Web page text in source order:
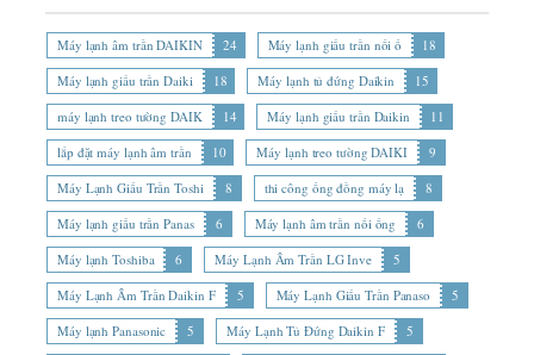
Máy lạnh âm trần DAIKIN 24 Máy lạnh giấu trần nối ố
18
Máy lạnh giấu trần Daiki
18 Máy lạnh tủ đứng Daikin
15
máy lạnh treo tường DAIK
14 Máy lạnh giấu trần Daikin
11
lắp đặt máy lạnh âm trần
10 Máy lạnh treo tường DAIKI
9
Máy Lạnh Giấu Trần Toshi
8 thi công ống đồng máy lạ
8
Máy lạnh giấu trần Panas
6 Máy lạnh âm trần nối ống
6
Máy lạnh Toshiba
6 Máy Lạnh Âm Trần LG Inve
5
Máy Lạnh Âm Trần Daikin F
5 Máy Lạnh Giấu Trần Panaso
5
Máy lạnh Panasonic
5 Máy Lạnh Tủ Đứng Daikin F
5